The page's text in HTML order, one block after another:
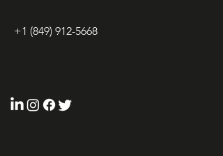
+1 (849) 912-5668